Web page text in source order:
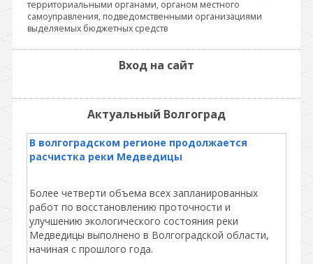
территориальными органами, органом местного
самоуправления, подведомственными организациями
выделяемых бюджетных средств
Вход на сайт
Актуальный Волгоград
В волгоградском регионе продолжается
расчистка реки Медведицы
Более четверти объема всех запланированных
работ по восстановлению проточности и
улучшению экологического состояния реки
Медведицы выполнено в Волгоградской области,
начиная с прошлого года.